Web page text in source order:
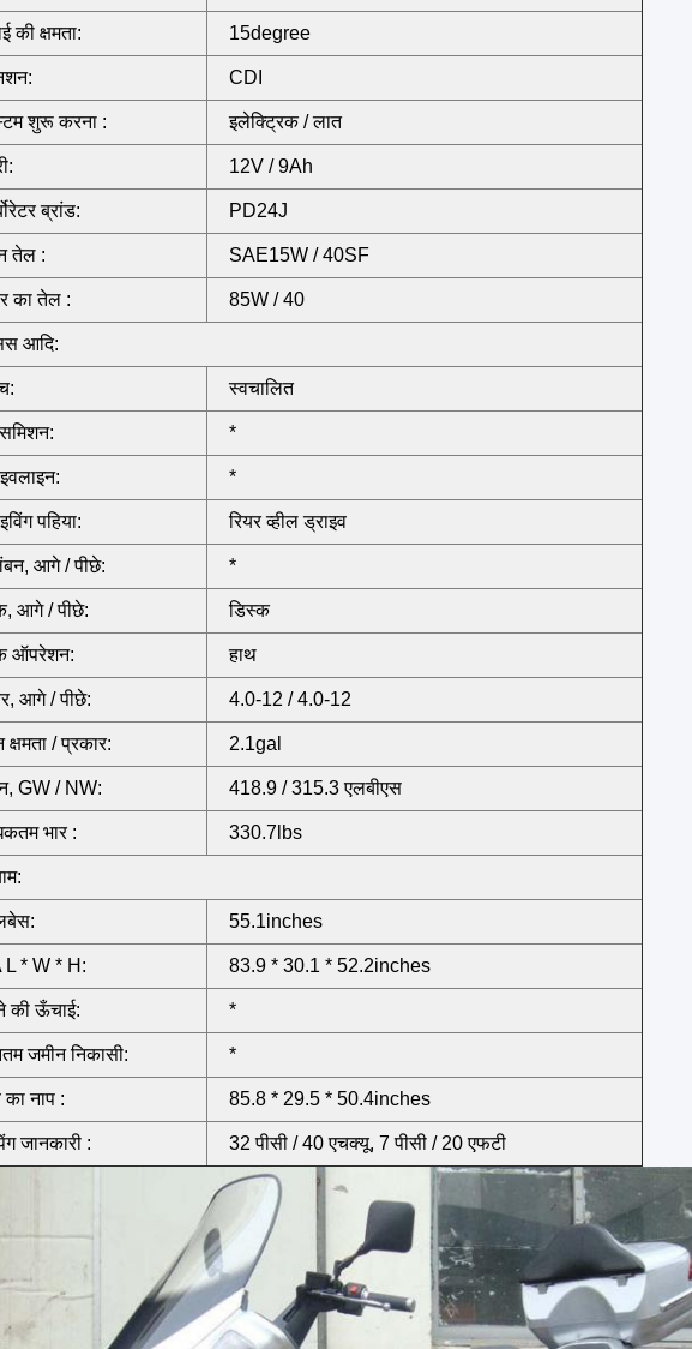
की क्षमता: 15degree
CDI
शुरू करना : इलेक्ट्रिक / लात
12V / 9Ah
ब्रांड: PD24J
तेल : SAE15W / 40SF
का तेल : 85W / 40
आदि:
स्वचालित
*
*
पहिया: रियर व्हील ड्राइव
आगे / पीछे: *
आगे / पीछे: डिस्क
ऑपरेशन: हाथ
आगे / पीछे: 4.0-12 / 4.0-12
क्षमता / प्रकार: 2.1gal
GW / NW: 418.9 / 315.3 एलबीएस
भार : 330.7lbs
55.1inches
L * W * H: 83.9 * 30.1 * 52.2inches
की ऊँचाई: *
जमीन निकासी: *
का नाप : 85.8 * 29.5 * 50.4inches
जानकारी : 32 पीसी / 40 एचक्यू, 7 पीसी / 20 एफटी